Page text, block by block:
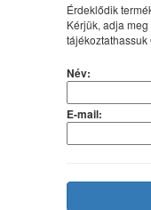
Érdeklődik
Kérjük, adja
tájékoztathassuk
Név:
E-mail: